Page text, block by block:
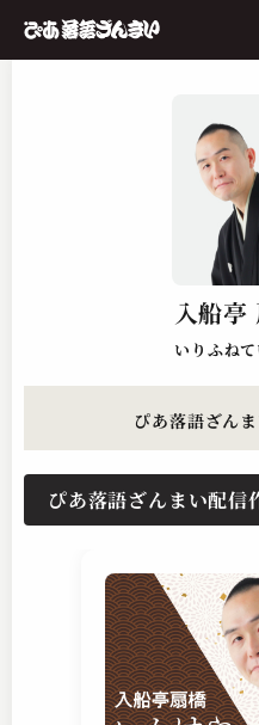
入船亭
いりふね
ぴあ落語ざん
ぴあ落語ざんまい配信